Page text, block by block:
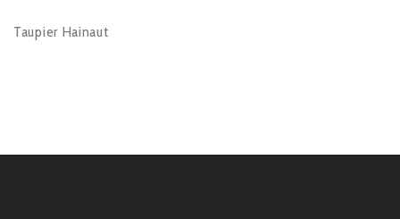
Taupier Hainaut